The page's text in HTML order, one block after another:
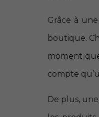
Grâce à
boutique.
moment
compte
De plus,